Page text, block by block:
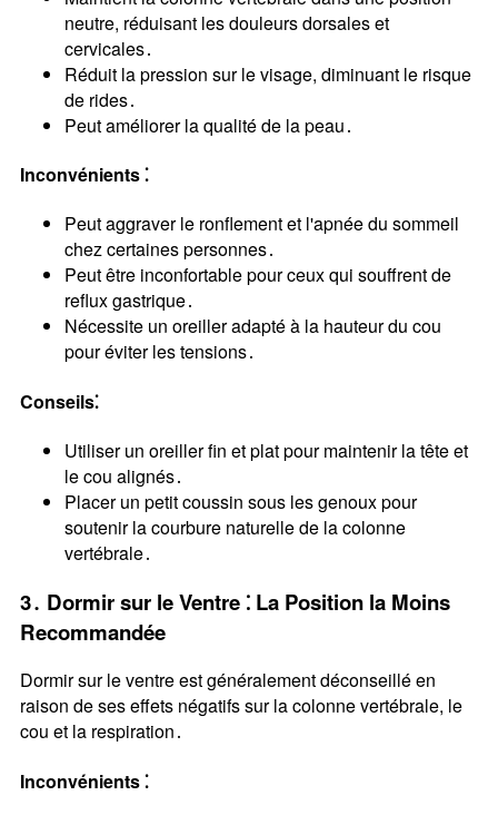
neutre, réduisant les douleurs dorsales et
cervicales․
Réduit la pression sur le visage, diminuant le risque
de rides․
Peut améliorer la qualité de la peau․
Inconvénients ⁚
Peut aggraver le ronflement et l'apnée du sommeil
chez certaines personnes․
Peut être inconfortable pour ceux qui souffrent de
reflux gastrique․
Nécessite un oreiller adapté à la hauteur du cou
pour éviter les tensions․
Conseils⁚
Utiliser un oreiller fin et plat pour maintenir la tête et
le cou alignés․
Placer un petit coussin sous les genoux pour
soutenir la courbure naturelle de la colonne
vertébrale․
3․ Dormir sur le Ventre ⁚ La Position la Moins
Recommandée
Dormir sur le ventre est généralement déconseillé en
raison de ses effets négatifs sur la colonne vertébrale, le
cou et la respiration․
Inconvénients ⁚